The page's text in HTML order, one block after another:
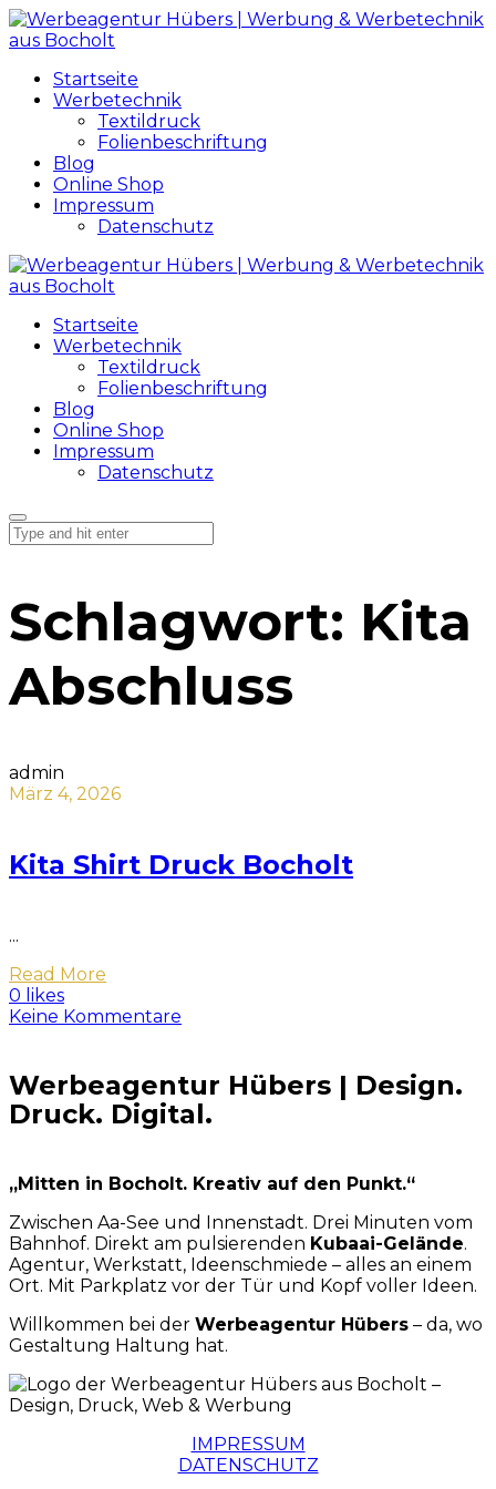
Startseite
Werbetechnik
Textildruck
Folienbeschriftung
Blog
Online Shop
Impressum
Datenschutz
Startseite
Werbetechnik
Textildruck
Folienbeschriftung
Blog
Online Shop
Impressum
Datenschutz
Schlagwort: Kita
Abschluss
admin
März 4, 2026
Kita Shirt Druck Bocholt
...
Read More
0 likes
Keine Kommentare
Werbeagentur Hübers | Design.
Druck. Digital.
„Mitten in Bocholt. Kreativ auf den Punkt.“
Zwischen Aa-See und Innenstadt. Drei Minuten vom
Bahnhof. Direkt am pulsierenden Kubaai-Gelände.
Agentur, Werkstatt, Ideenschmiede – alles an einem
Ort. Mit Parkplatz vor der Tür und Kopf voller Ideen.
Willkommen bei der Werbeagentur Hübers – da, wo
Gestaltung Haltung hat.
IMPRESSUM
DATENSCHUTZ